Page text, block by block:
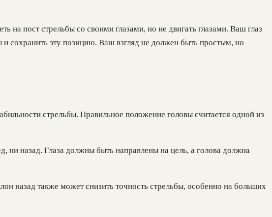
на пост стрельбы со своими глазами, но не двигать глазами. Ваш глаз
сохранить эту позицию. Ваш взгляд не должен быть простым, но
стрельбы. Правильное положение головы считается одной из
ни назад. Глаза должны быть направлены на цель, а голова должна
назад также может снизить точность стрельбы, особенно на больших